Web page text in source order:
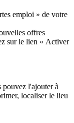
emploi » de votre
offres
sur le lien « Activer
l'ajouter à
localiser le lieu